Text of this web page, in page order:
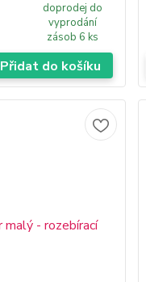
doprodej do
vyprodání
zásob 6 ks
Přidat do košíku